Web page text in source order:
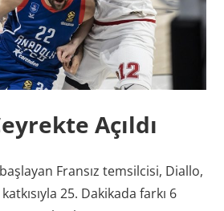
Açıldı
Fransız temsilcisi, Diallo,
25. Dakikada farkı 6